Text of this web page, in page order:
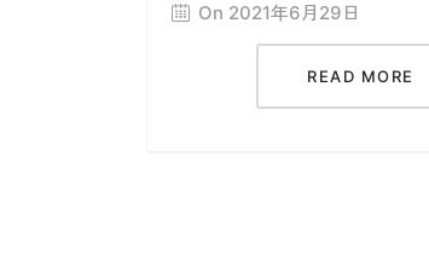
On 2021年6月29日
READ MORE